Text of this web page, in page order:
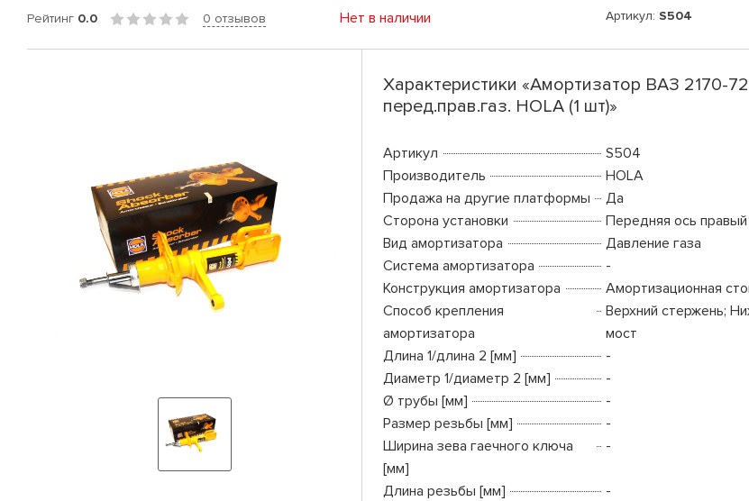
Рейтинг 0.0 0 отзывов Нет в наличии Артикул: S504
Характеристики «Амортизатор ВАЗ 2170-72
перед.прав.газ. HOLA (1 шт)»
Артикул
S504
Производитель
HOLA
Продажа на другие платформы
Да
Сторона установки
Передняя ось правый
Вид амортизатора
Давление газа
Система амортизатора
-
Конструкция амортизатора
Амортизационная
Способ крепления
амортизатора
Верхний стержень;
мост
Длина 1/длина 2 [мм]
-
Диаметр 1/диаметр 2 [мм]
-
Ø трубы [мм]
-
Размер резьбы [мм]
-
Ширина зева гаечного ключа
[мм]
-
Длина резьбы [мм]
-